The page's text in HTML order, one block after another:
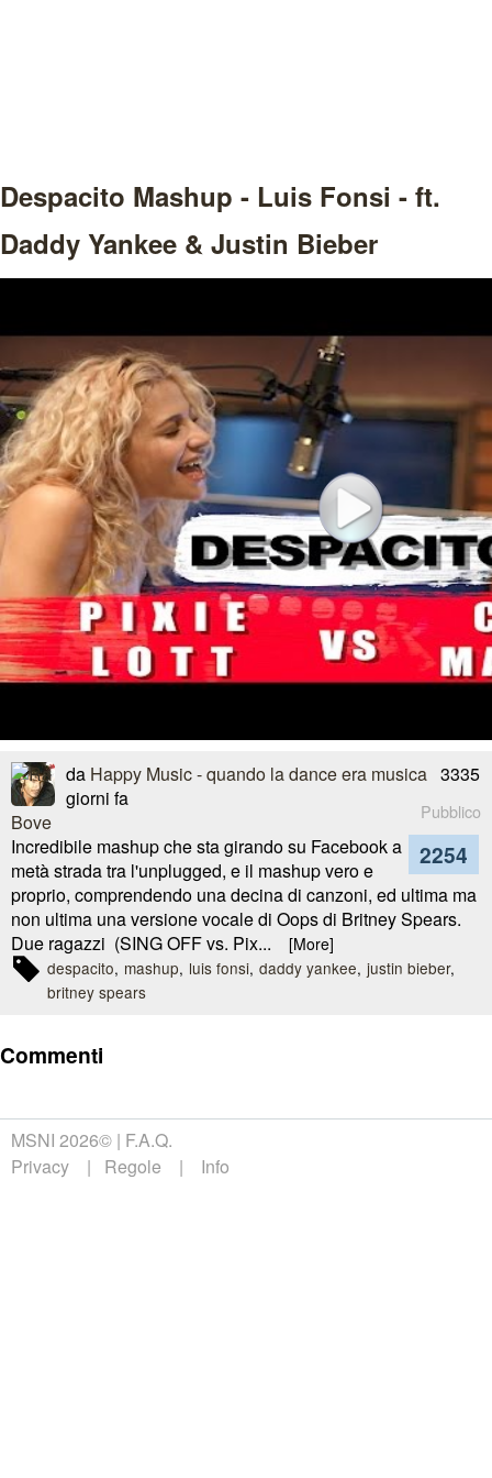
Despacito Mashup - Luis Fonsi - ft.
Daddy Yankee & Justin Bieber
da Happy Music - quando la dance era musica 3335
giorni fa
Pubblico
2254
Incredibile mashup che sta girando su Facebook a
metà strada tra l'unplugged, e il mashup vero e
proprio, comprendendo una decina di canzoni, ed ultima ma
non ultima una versione vocale di Oops di Britney Spears.
Due ragazzi (SING OFF vs. Pix... [More]
despacito mashup luis fonsi daddy yankee justin bieber
britney spears
Commenti
MSNI 2026© F.A.Q.
Privacy
Regole Info